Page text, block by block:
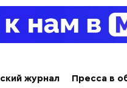
журнал
Пресса в